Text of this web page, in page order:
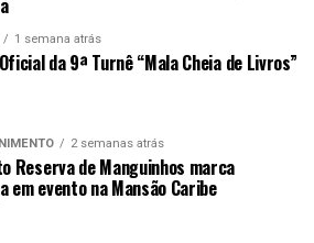
1 semana atrás
da 9ª Turnê “Mala Cheia de Livros”
2 semanas atrás
Reserva de Manguinhos marca
em evento na Mansão Caribe